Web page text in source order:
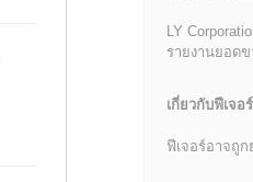
LY
รายงานยอด
เกี่ยวกับฟีเจอ
ฟีเจอร์อาจถู